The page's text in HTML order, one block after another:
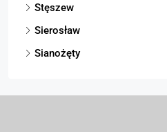
Stęszew
Sierosław
Sianożęty